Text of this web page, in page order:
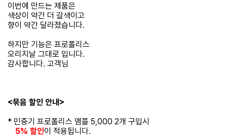
이번에 만드는 제품은
색상이 약간 더 갈색이고
향이 약간 달라졌습니다.
하지만 기능은 프로폴리스
오리지날 그대로 입니다.
감사합니다. 고객님
<묶음 할인 안내>
* 민중기 프로폴리스 앰플 5,000 2개 구입시
5% 할인이 적용됩니다.